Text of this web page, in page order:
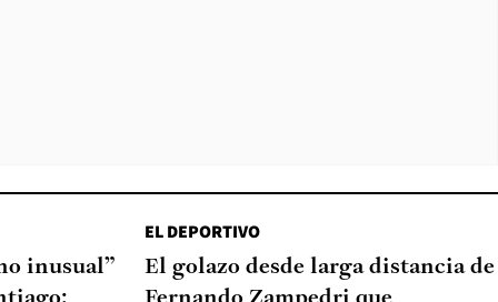
inusual”
EL DEPORTIVO
El golazo desde larga distancia de